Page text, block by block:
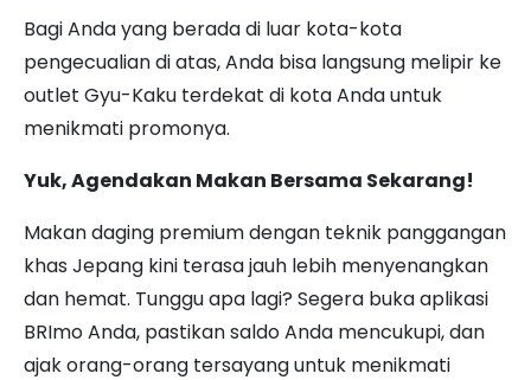
Bagi Anda yang berada di luar kota-kota
pengecualian di atas, Anda bisa langsung melipir ke
outlet Gyu-Kaku terdekat di kota Anda untuk
menikmati promonya.
Yuk, Agendakan Makan Bersama Sekarang!
Makan daging premium dengan teknik panggangan
khas Jepang kini terasa jauh lebih menyenangkan
dan hemat. Tunggu apa lagi? Segera buka aplikasi
BRImo Anda, pastikan saldo Anda mencukupi, dan
ajak orang-orang tersayang untuk menikmati